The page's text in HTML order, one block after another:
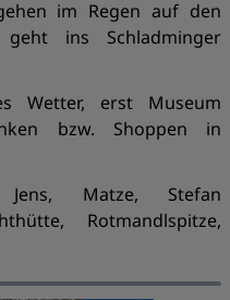
im Regen auf den
geht ins Schladminger
Wetter, erst Museum
bzw. Shoppen in
Matze, Stefan
Rotmandlspitze,